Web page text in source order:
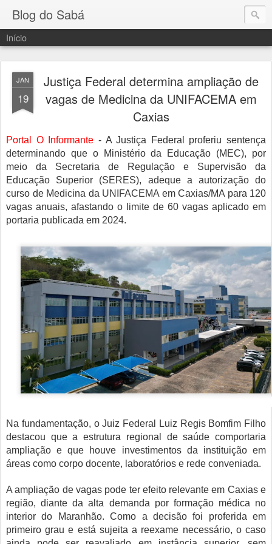
Blog do Sabá
Início
JAN
19
Justiça Federal determina ampliação de
vagas de Medicina da UNIFACEMA em
Caxias
Portal O Informante - A Justiça Federal proferiu sentença
determinando que o Ministério da Educação (MEC), por
meio da Secretaria de Regulação e Supervisão da
Educação Superior (SERES), adeque a autorização do
curso de Medicina da UNIFACEMA em Caxias/MA para 120
vagas anuais, afastando o limite de 60 vagas aplicado em
portaria publicada em 2024.
Na fundamentação, o Juiz Federal Luiz Regis Bomfim Filho
destacou que a estrutura regional de saúde comportaria
ampliação e que houve investimentos da instituição em
áreas como corpo docente, laboratórios e rede conveniada.
A ampliação de vagas pode ter efeito relevante em Caxias e
região, diante da alta demanda por formação médica no
interior do Maranhão. Como a decisão foi proferida em
primeiro grau e está sujeita a reexame necessário, o caso